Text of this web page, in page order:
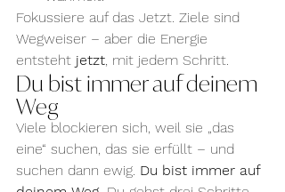
Fokussiere auf das Jetzt. Ziele sind
Wegweiser – aber die Energie
entsteht jetzt, mit jedem Schritt.
Du bist immer auf deinem
Weg
Viele blockieren sich, weil sie „das
eine“ suchen, das sie erfüllt – und
suchen dann ewig. Du bist immer auf